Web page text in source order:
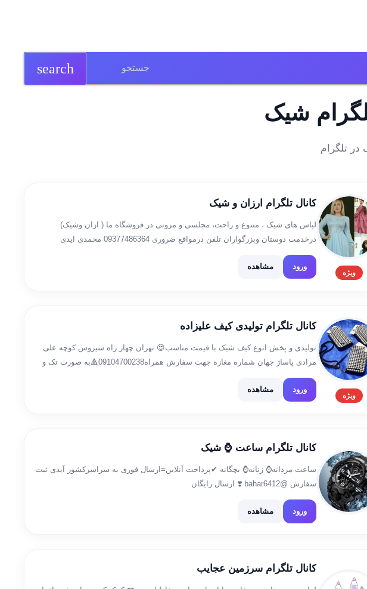
search
شیک
در تلگرام
ویژه
کانال تلگرام ارزان و شیک
لباس های شیک ، متنوع و راحت، مجلسی و مزونی در فروشگاه ما ( ازان وشیک)
درخدمت دوستان وبزرگواران تلفن درمواقع ضروری 09377486364 محمدی ایدی
کفش […]
ورود مشاهده
ویژه
کانال تلگرام تولیدی کیف علیزاده
تولیدی و پخش انوع کیف شیک با قیمت مناسب😍 تهران چهار راه سیروس کوچه علی
مرادی پاساژ جهان شماره مغازه جهت سفارش همراه09104700238🔺به صورت تک و
عمده امکان خرید حضوری وانلاین🔹ارسال ب سراسر کشورتولیدی و […]
ورود
مشاهده
کانال تلگرام ساعت ⌚️ شیک
ساعت مردانه⌚️ زنانه⌚️ بچگانه ✔پرداخت آنلاین=ارسال فوری به سراسرکشور آیدی ثبت
سفارش @bahar6412 ❣️ ارسال رایگان
ورود مشاهده
کانال تلگرام سرزمین عجایب